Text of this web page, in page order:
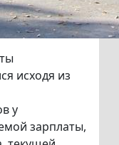
исходя из
у
зарплаты,